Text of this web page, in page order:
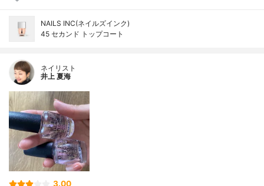
NAILS INC(ネイルズインク)
45 セカンド トップコート
ネイリスト
井上 夏海
3.00